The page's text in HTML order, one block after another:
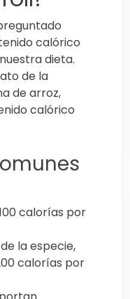
calórico
dieta.
de la
de arroz,
calórico
calorías por
la especie,
calorías por